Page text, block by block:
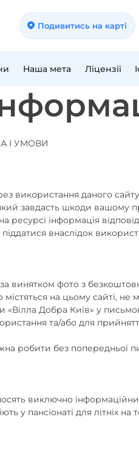
Подивитись на карті
Наша мета Ліцензії
І УМОВИ
використання даного
завдасть шкоди
ресурсі інформація
внаслідок
винятком фото з
містяться на цьому сайті,
«Вілла Добра Київ» у
та/або для
робити без попередньої
носять виключно
у пансіонаті для літніх